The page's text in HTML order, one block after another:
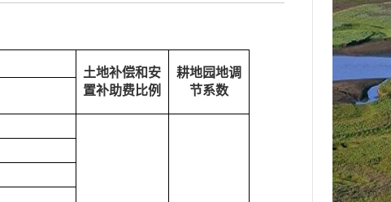
土地补偿和安
置补助费比例
耕地园地调
节系数